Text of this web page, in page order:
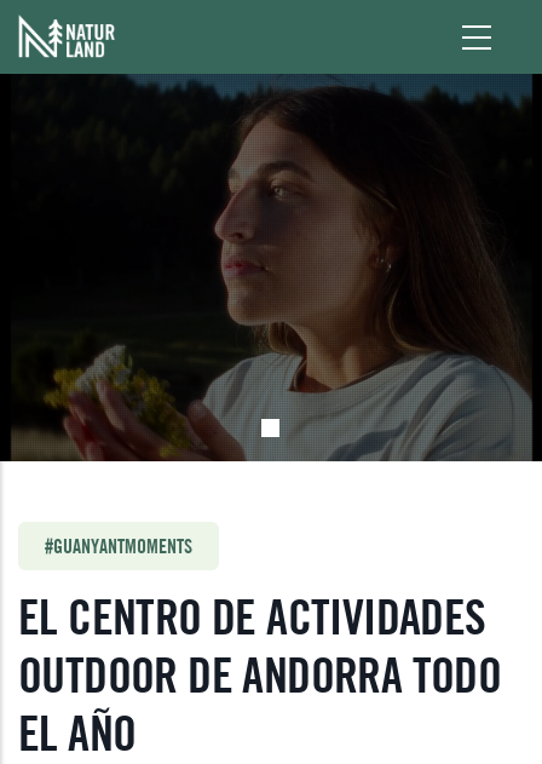
Pasar al contenido principal
#GUANYANTMOMENTS
EL CENTRO DE ACTIVIDADES
OUTDOOR DE ANDORRA TODO
EL AÑO